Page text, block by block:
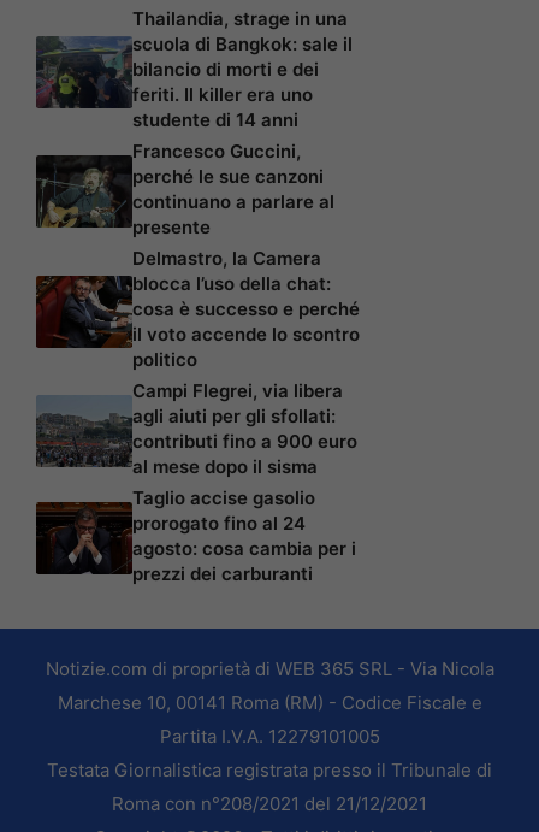
Thailandia, strage in una
scuola di Bangkok: sale il
bilancio di morti e dei
feriti. Il killer era uno
studente di 14 anni
Francesco Guccini,
perché le sue canzoni
continuano a parlare al
presente
Delmastro, la Camera
blocca l’uso della chat:
cosa è successo e perché
il voto accende lo scontro
politico
Campi Flegrei, via libera
agli aiuti per gli sfollati:
contributi fino a 900 euro
al mese dopo il sisma
Taglio accise gasolio
prorogato fino al 24
agosto: cosa cambia per i
prezzi dei carburanti
Notizie.com di proprietà di WEB 365 SRL - Via Nicola
Marchese 10, 00141 Roma (RM) - Codice Fiscale e
Partita I.V.A. 12279101005
Testata Giornalistica registrata presso il Tribunale di
Roma con n°208/2021 del 21/12/2021